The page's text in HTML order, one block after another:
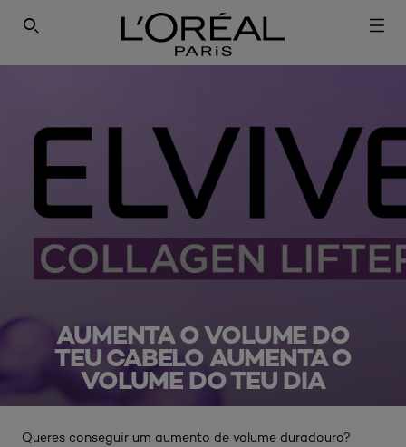
PESQUISAR NESTE SÍTIO
AUMENTA O VOLUME DO
TEU CABELO AUMENTA O
VOLUME DO TEU DIA
Queres conseguir um aumento de volume duradouro?